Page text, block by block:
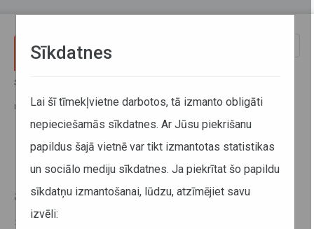
Sākums
maršrutu tīklā
No 1. septembra tiks veiktas
izmaiņas Valmieras reģionālo
autobusu maršrutu tīklā
31. augusts 2023
Sīkdatnes
Lai šī tīmekļvietne darbotos, tā izmanto obligāti
nepieciešamās sīkdatnes. Ar Jūsu piekrišanu
papildus šajā vietnē var tikt izmantotas statistikas
un sociālo mediju sīkdatnes. Ja piekrītat šo papildu
sīkdatņu izmantošanai, lūdzu, atzīmējiet savu
izvēli: